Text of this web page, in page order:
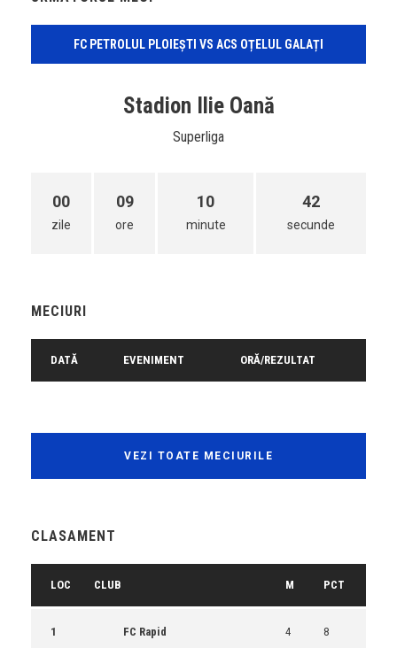
FC PETROLUL PLOIEȘTI VS ACS OȚELUL GALAȚI
Stadion Ilie Oană
Superliga
00
zile
09
ore
10
minute
42
secunde
MECIURI
DATĂ EVENIMENT ORĂ/REZULTAT
VEZI TOATE MECIURILE
CLASAMENT
LOC CLUB M PCT
1 FC Rapid 4 8